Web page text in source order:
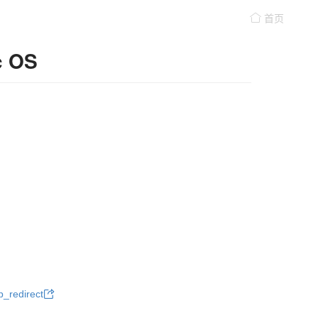
首页
OS